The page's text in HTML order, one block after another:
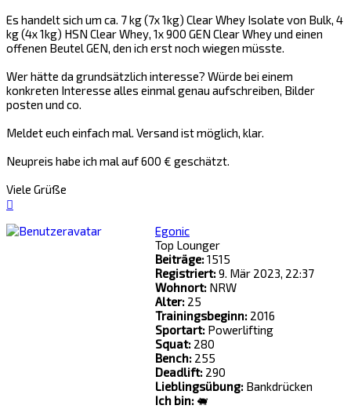
Es handelt sich um ca. 7 kg (7x 1kg) Clear Whey Isolate von Bulk, 4
kg (4x 1kg) HSN Clear Whey, 1x 900 GEN Clear Whey und einen
offenen Beutel GEN, den ich erst noch wiegen müsste.
Wer hätte da grundsätzlich interesse? Würde bei einem
konkreten Interesse alles einmal genau aufschreiben, Bilder
posten und co.
Meldet euch einfach mal. Versand ist möglich, klar.
Neupreis habe ich mal auf 600 € geschätzt.
Viele Grüße
Egonic
Top Lounger
Beiträge:1515
Registriert:9. Mär 2023, 22:37
Wohnort: NRW
Alter: 25
Trainingsbeginn: 2016
Sportart: Powerlifting
Squat: 280
Bench: 255
Deadlift: 290
Lieblingsübung: Bankdrücken
Ich bin: 🐖